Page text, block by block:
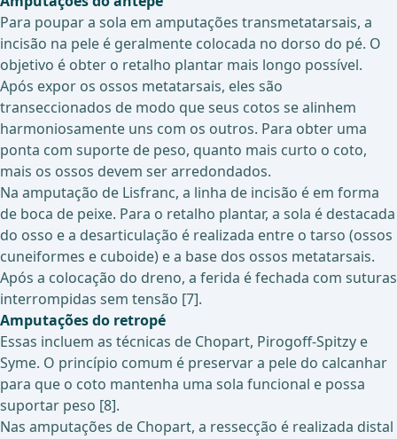
Para poupar a sola em amputações transmetatarsais, a
incisão na pele é geralmente colocada no dorso do pé. O
objetivo é obter o retalho plantar mais longo possível.
Após expor os ossos metatarsais, eles são
transeccionados de modo que seus cotos se alinhem
harmoniosamente uns com os outros. Para obter uma
ponta com suporte de peso, quanto mais curto o coto,
mais os ossos devem ser arredondados.
Na amputação de Lisfranc, a linha de incisão é em forma
de boca de peixe. Para o retalho plantar, a sola é destacada
do osso e a desarticulação é realizada entre o tarso (ossos
cuneiformes e cuboide) e a base dos ossos metatarsais.
Após a colocação do dreno, a ferida é fechada com suturas
interrompidas sem tensão [7].
Amputações do retropé
Essas incluem as técnicas de Chopart, Pirogoff-Spitzy e
Syme. O princípio comum é preservar a pele do calcanhar
para que o coto mantenha uma sola funcional e possa
suportar peso [8].
Nas amputações de Chopart, a ressecção é realizada distal